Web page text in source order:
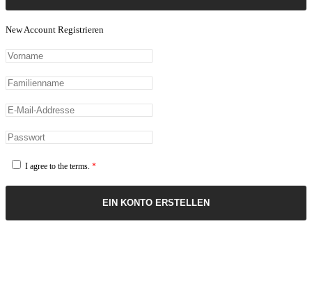
New Account Registrieren
I agree to the terms. *
EIN KONTO ERSTELLEN